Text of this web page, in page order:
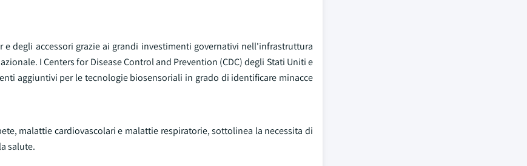
degli accessori grazie ai grandi investimenti governativi nell'infrastruttura
I Centers for Disease Control and Prevention (CDC) degli Stati Uniti e
aggiuntivi per le tecnologie biosensoriali in grado di identificare minacce
malattie cardiovascolari e malattie respiratorie, sottolinea la necessita di
salute.